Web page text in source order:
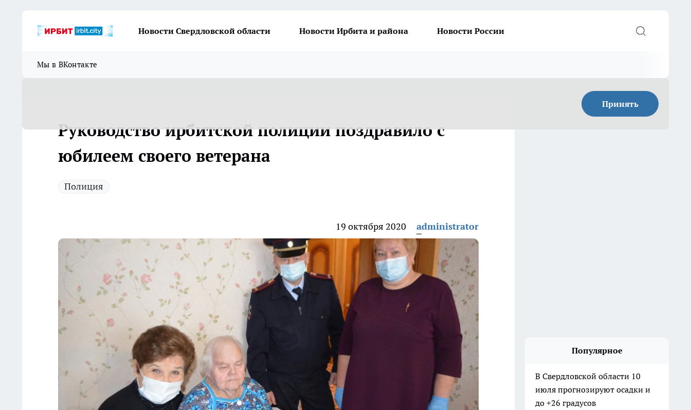
Новости Свердловской области Новости Ирбита и района Новости России
Мы в ВКонтакте
Принять
Руководство ирбитской полиции поздравило с
юбилеем своего ветерана
Полиция
19 октября 2020 administrator
Популярное
В Свердловской области 10
июля прогнозируют осадки и
до +26 градусов